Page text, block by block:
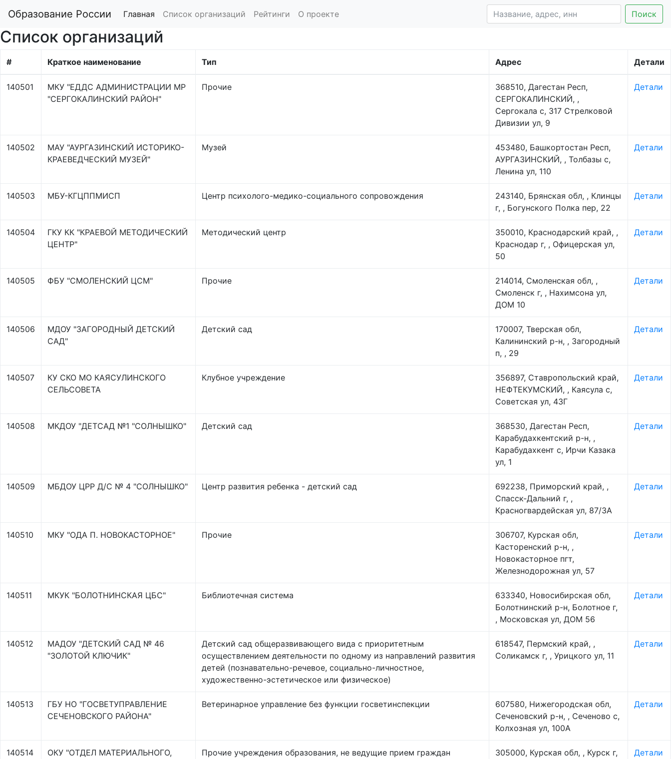
Образование России Главная Список организаций Рейтинги О проекте Поиск
Список организаций
# Краткое наименование Тип Адрес Детали
140501
МКУ "ЕДДС АДМИНИСТРАЦИИ МР
"СЕРГОКАЛИНСКИЙ РАЙОН"
Прочие
368510, Дагестан Респ,
СЕРГОКАЛИНСКИЙ, ,
Сергокала с, 317 Стрелковой
Дивизии ул, 9
Детали
140502
МАУ "АУРГАЗИНСКИЙ ИСТОРИКО-
КРАЕВЕДЧЕСКИЙ МУЗЕЙ"
Музей
453480, Башкортостан Респ,
АУРГАЗИНСКИЙ, , Толбазы с,
Ленина ул, 110
Детали
140503 МБУ-КГЦППМИСП Центр психолого-медико-социального сопровождения
243140, Брянская обл, , Клинцы
г, , Богунского Полка пер, 22
Детали
140504
ГКУ КК "КРАЕВОЙ МЕТОДИЧЕСКИЙ
ЦЕНТР"
Методический центр
350010, Краснодарский край, ,
Краснодар г, , Офицерская ул,
50
Детали
140505 ФБУ "СМОЛЕНСКИЙ ЦСМ" Прочие
214014, Смоленская обл, ,
Смоленск г, , Нахимсона ул,
ДОМ 10
Детали
140506
МДОУ "ЗАГОРОДНЫЙ ДЕТСКИЙ
САД"
Детский сад
170007, Тверская обл,
Калининский р-н, , Загородный
п, , 29
Детали
140507
КУ СКО МО КАЯСУЛИНСКОГО
СЕЛЬСОВЕТА
Клубное учреждение
356897, Ставропольский край,
НЕФТЕКУМСКИЙ, , Каясула с,
Советская ул, 43Г
Детали
140508 МКДОУ "ДЕТСАД №1 "СОЛНЫШКО" Детский сад
368530, Дагестан Респ,
Карабудахкентский р-н, ,
Карабудахкент с, Ирчи Казака
ул, 1
Детали
140509 МБДОУ ЦРР Д/С № 4 "СОЛНЫШКО" Центр развития ребенка - детский сад
692238, Приморский край, ,
Спасск-Дальний г, ,
Красногвардейская ул, 87/3А
Детали
140510 МКУ "ОДА П. НОВОКАСТОРНОЕ" Прочие
306707, Курская обл,
Касторенский р-н, ,
Новокасторное пгт,
Железнодорожная ул, 57
Детали
140511 МКУК "БОЛОТНИНСКАЯ ЦБС" Библиотечная система
633340, Новосибирская обл,
Болотнинский р-н, Болотное г,
, Московская ул, ДОМ 56
Детали
140512
МАДОУ "ДЕТСКИЙ САД № 46
"ЗОЛОТОЙ КЛЮЧИК"
Детский сад общеразвивающего вида с приоритетным
осуществлением деятельности по одному из направлений развития
детей (познавательно-речевое, социально-личностное,
художественно-эстетическое или физическое)
618547, Пермский край, ,
Соликамск г, , Урицкого ул, 11
Детали
140513
ГБУ НО "ГОСВЕТУПРАВЛЕНИЕ
СЕЧЕНОВСКОГО РАЙОНА"
Ветеринарное управление без функции госветинспекции
607580, Нижегородская обл,
Сеченовский р-н, , Сеченово с,
Колхозная ул, 100А
Детали
140514
ОКУ "ОТДЕЛ МАТЕРИАЛЬНОГО,
Прочие учреждения образования, не ведущие прием граждан
305000, Курская обл, , Курск г,
Детали